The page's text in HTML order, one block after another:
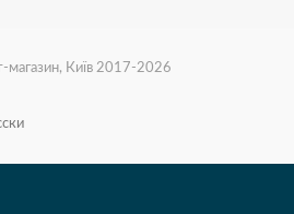
магазин, Київ 2017-2026